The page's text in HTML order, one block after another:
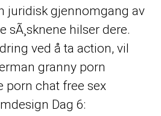
juridisk gjennomgang av
sÃ¸sknene hilser dere.
ved å ta action, vil
granny porn
porn chat free sex
Dag 6: